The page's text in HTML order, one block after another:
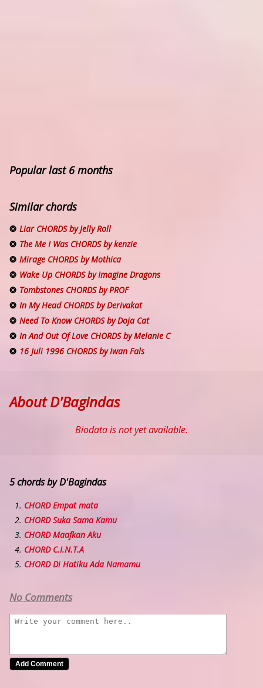
Popular last 6 months
Similar chords
Liar CHORDS by Jelly Roll
The Me I Was CHORDS by kenzie
Mirage CHORDS by Mothica
Wake Up CHORDS by Imagine Dragons
Tombstones CHORDS by PROF
In My Head CHORDS by Derivakat
Need To Know CHORDS by Doja Cat
In And Out Of Love CHORDS by Melanie C
16 Juli 1996 CHORDS by Iwan Fals
About D'Bagindas
Biodata is not yet available.
5 chords by D'Bagindas
CHORD Empat mata
CHORD Suka Sama Kamu
CHORD Maafkan Aku
CHORD C.I.N.T.A
CHORD Di Hatiku Ada Namamu
No Comments